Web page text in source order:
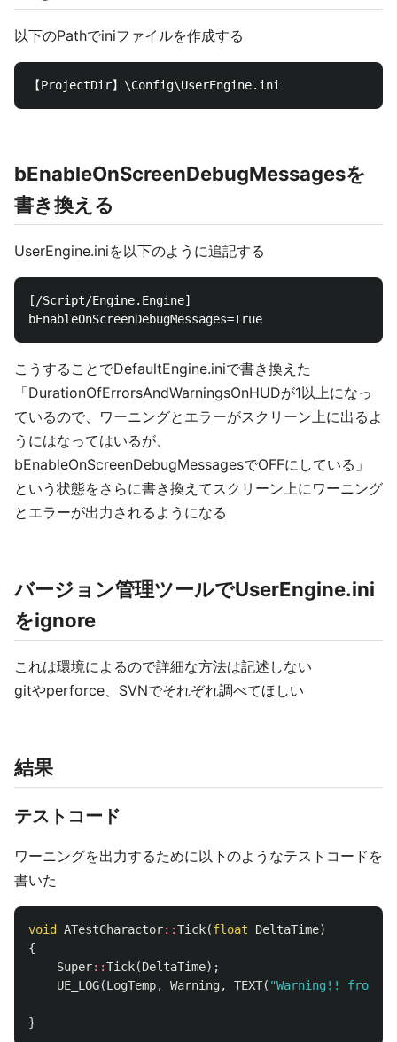
以下のPathでiniファイルを作成する
bEnableOnScreenDebugMessagesを
書き換える
UserEngine.iniを以下のように追記する
[/Script/Engine.Engine]
こうすることでDefaultEngine.iniで書き換えた
「DurationOfErrorsAndWarningsOnHUDが1以上になっ
ているので、ワーニングとエラーがスクリーン上に出るよ
うにはなってはいるが、
bEnableOnScreenDebugMessagesでOFFにしている」
という状態をさらに書き換えてスクリーン上にワーニング
とエラーが出力されるようになる
バージョン管理ツールでUserEngine.ini
をignore
これは環境によるので詳細な方法は記述しない
gitやperforce、SVNでそれぞれ調べてほしい
結果
テストコード
ワーニングを出力するために以下のようなテストコードを
書いた
void ATestCharactor::Tick(float DeltaTime)
{
Super::Tick(DeltaTime);
UE_LOG(LogTemp, Warning, TEXT( "Warning!! from
}